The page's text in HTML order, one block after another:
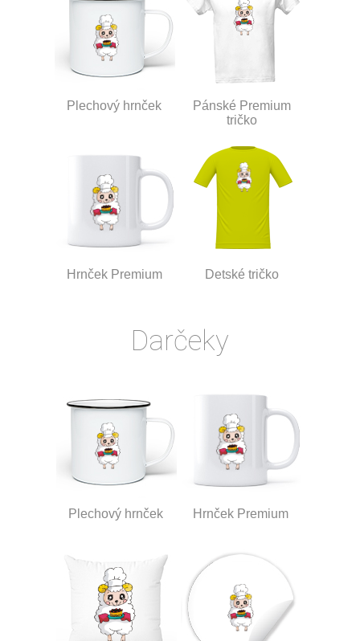
Plechový hrnček
Pánské Premium
tričko
Hrnček Premium Detské tričko
Darčeky
Plechový hrnček Hrnček Premium